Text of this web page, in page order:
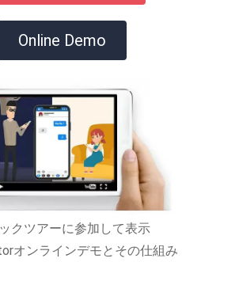
Online Demo
クツアーに参加して表示
オンラインデモとその仕組み